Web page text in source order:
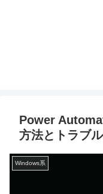
Power
方法とトラブ
Windows系